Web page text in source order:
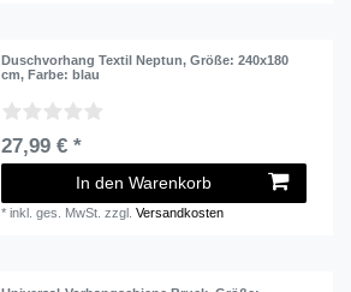
Duschvorhang Textil Neptun, Größe: 240x180
cm, Farbe: blau
27,99 € *
In den Warenkorb
*inkl. ges. MwSt. zzgl.Versandkosten